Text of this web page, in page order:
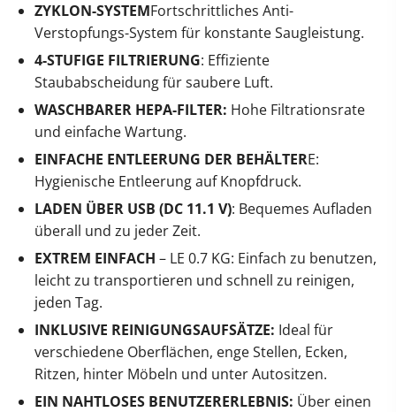
ZYKLON-SYSTEMFortschrittliches Anti-
Verstopfungs-System für konstante Saugleistung.
4-STUFIGE FILTRIERUNG: Effiziente
Staubabscheidung für saubere Luft.
WASCHBARER HEPA-FILTER: Hohe Filtrationsrate
und einfache Wartung.
EINFACHE ENTLEERUNG DER BEHÄLTERE:
Hygienische Entleerung auf Knopfdruck.
LADEN ÜBER USB (DC 11.1 V): Bequemes Aufladen
überall und zu jeder Zeit.
EXTREM EINFACH – LE 0.7 KG: Einfach zu benutzen,
leicht zu transportieren und schnell zu reinigen,
jeden Tag.
INKLUSIVE REINIGUNGSAUFSÄTZE: Ideal für
verschiedene Oberflächen, enge Stellen, Ecken,
Ritzen, hinter Möbeln und unter Autositzen.
EIN NAHTLOSES BENUTZERERLEBNIS: Über einen